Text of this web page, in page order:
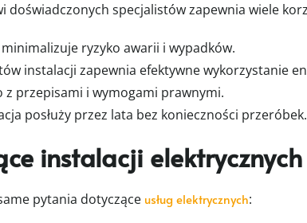
doświadczonych specjalistów zapewnia wiele
ryzyko awarii i wypadków.
instalacji zapewnia efektywne wykorzystanie
z przepisami i wymogami prawnymi.
posłuży przez lata bez konieczności przeróbek.
instalacji elektrycznych
pytania dotyczące usług elektrycznych: